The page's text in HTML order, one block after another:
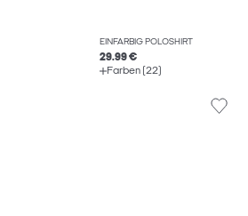
EINFARBIG POLOSHIRT
29.99 €
Farben (22)